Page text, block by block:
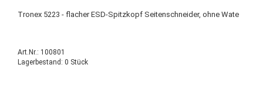
Tronex 5223 - flacher ESD-Spitzkopf Seitenschneider, ohne Wate
Art.Nr.: 100801
Lagerbestand: 0 Stück